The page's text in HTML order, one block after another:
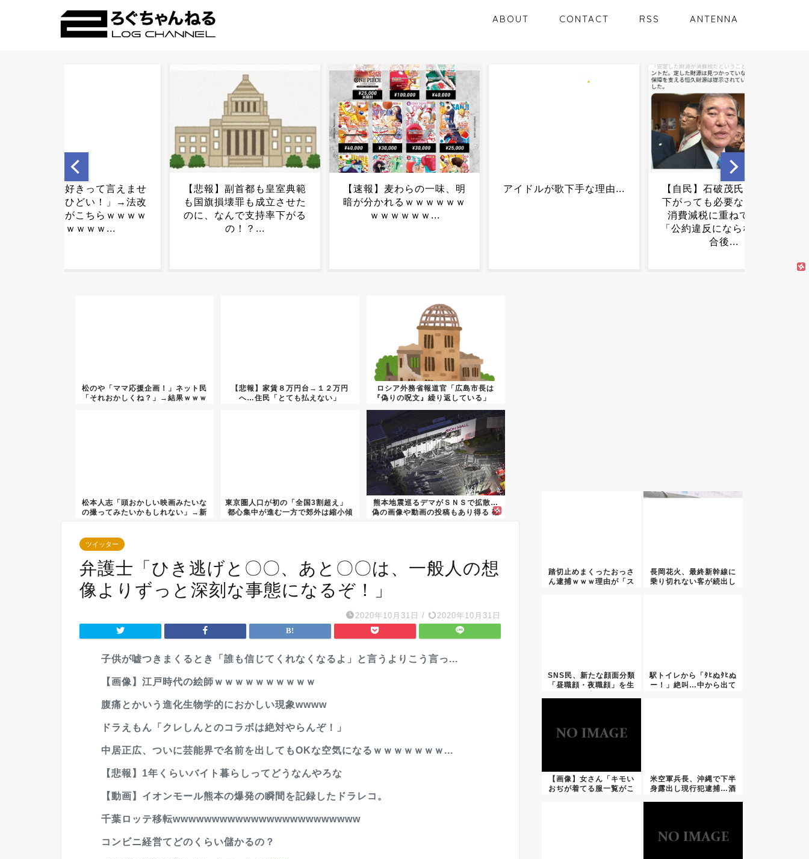
ABOUT CONTACT RSS ANTENNA
【速報】麦わらの一味、明
暗が分かれるｗｗｗｗｗｗ
ｗｗｗｗｗｗ...
アイドルが歌下手な理由...
【自民】石破茂氏「支持率
５歳の女の子が、犬の散歩
中にサル襲来…逃げても追
われ負傷...
【悲報】副首都も皇室典範
も国旗損壊罪も成立させた
のに、なんで支持率下がる
の！？...
松のや「ママ応援企画！」ネット民
「それおかしくね？」→結果ｗｗｗ
【悲報】家賃８万円台→１２万円
へ…住民「とても払えない」
ロシア外務省報道官「広島市長は
『偽りの呪文』繰り返している」
松本人志「頭おかしい映画みたいな
の撮ってみたいかもしれない」→新
東京圏人口が初の「全国3割超え」
都心集中が進む一方で郊外は縮小傾
熊本地震巡るデマがＳＮＳで拡散…
偽の画像や動画の投稿もあり得る 確
ツイッター
弁護士「ひき逃げと〇〇、あと〇〇は、一般人の想
像よりずっと深刻な事態になるぞ！」
2020年10月31日 / 2020年10月31日
子供が嘘つきまくるとき「誰も信じてくれなくなるよ」と言うよりこう言っ...
【画像】江戸時代の絵師ｗｗｗｗｗｗｗｗｗｗ
腹痛とかいう進化生物学的におかしい現象wwww
ドラえもん「クレしんとのコラボは絶対やらんぞ！」
中居正広、ついに芸能界で名前を出してもOKな空気になるｗｗｗｗｗｗｗ...
【悲報】1年くらいバイト暮らしってどうなんやろな
【動画】イオンモール熊本の爆発の瞬間を記録したドラレコ。
千葉ロッテ移転wwwwwwwwwwwwwwwwwwwwwwww
コンビニ経営てどのくらい儲かるの？
踏切止めまくったおっさ
ん逮捕ｗｗｗ理由が「ス
長岡花火、最終新幹線に
乗り切れない客が続出し
SNS民、新たな顔面分類
「昼職顔・夜職顔」を生
駅トイレから「ﾀﾋぬﾀﾋぬ
ー！」絶叫…中から出て
【画像】女さん「キモい
おぢが着てる服一覧がこ
米空軍兵長、沖縄で下半
身露出し現行犯逮捕…酒